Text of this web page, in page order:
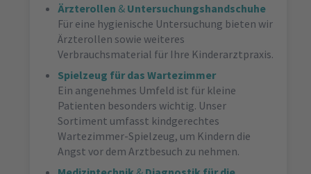
Ärzterollen & Untersuchungshandschuhe
Für eine hygienische Untersuchung bieten wir
Ärzterollen sowie weiteres
Verbrauchsmaterial für Ihre Kinderarztpraxis.
Spielzeug für das Wartezimmer
Ein angenehmes Umfeld ist für kleine
Patienten besonders wichtig. Unser
Sortiment umfasst kindgerechtes
Wartezimmer-Spielzeug, um Kindern die
Angst vor dem Arztbesuch zu nehmen.